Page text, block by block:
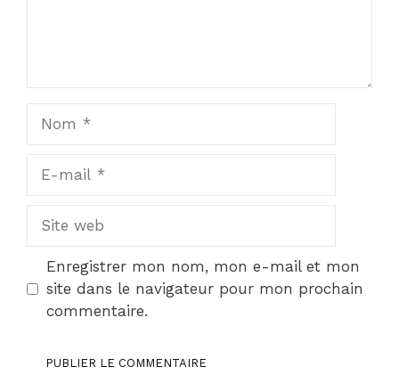
mail
web
Enregistrer mon nom, mon e-mail et mon
site dans le navigateur pour mon prochain
commentaire.